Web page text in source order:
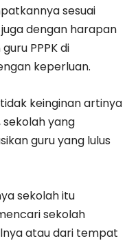
sesuai
dengan harapan
PPPK di
keperluan.
keinginan artinya
yang
guru yang lulus
sekolah itu
sekolah
atau dari tempat